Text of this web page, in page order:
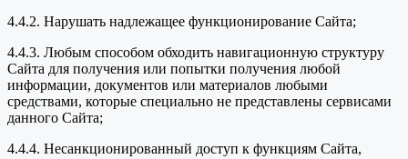
4.4.2. Нарушать надлежащее функционирование Сайта;
4.4.3. Любым способом обходить навигационную структуру
Сайта для получения или попытки получения любой
информации, документов или материалов любыми
средствами, которые специально не представлены сервисами
данного Сайта;
4.4.4. Несанкционированный доступ к функциям Сайта,